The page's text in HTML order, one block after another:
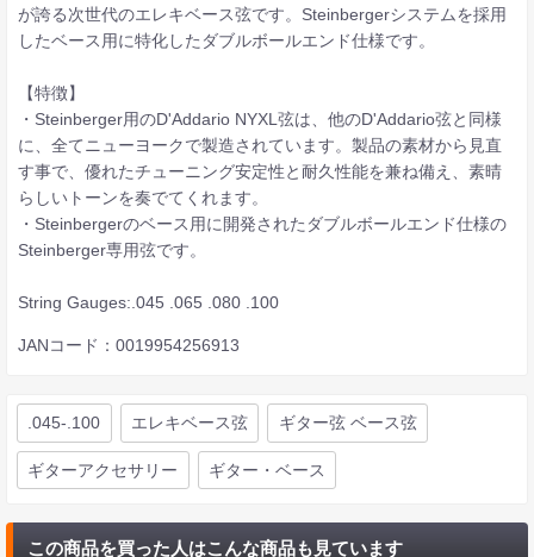
が誇る次世代のエレキベース弦です。Steinbergerシステムを採用
したベース用に特化したダブルボールエンド仕様です。
【特徴】
・Steinberger用のD'Addario NYXL弦は、他のD'Addario弦と同様
に、全てニューヨークで製造されています。製品の素材から見直
す事で、優れたチューニング安定性と耐久性能を兼ね備え、素晴
らしいトーンを奏でてくれます。
・Steinbergerのベース用に開発されたダブルボールエンド仕様の
Steinberger専用弦です。
String Gauges:.045 .065 .080 .100
JANコード：0019954256913
.045-.100 エレキベース弦 ギター弦 ベース弦
ギターアクセサリー ギター・ベース
この商品を買った人はこんな商品も見ています